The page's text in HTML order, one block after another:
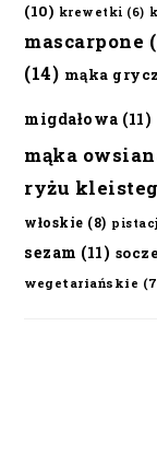
(10) krewetki (6)
mascarpone
(14) mąka
migdałowa (11)
mąka
ryżu
włoskie (8)
sezam (11)
wegetariańskie